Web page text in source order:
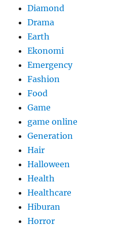
Diamond
Drama
Earth
Ekonomi
Emergency
Fashion
Food
Game
game online
Generation
Hair
Halloween
Health
Healthcare
Hiburan
Horror